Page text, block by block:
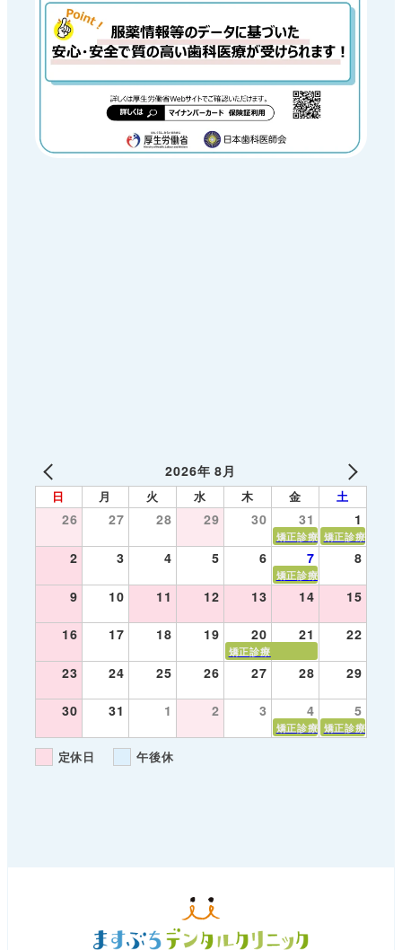
2026年 8月
日 月 火 水 木 金 土
26 27 28 29 30 31 1
矯正診療 矯正診療
2 3 4 5 6 7 8
矯正診療
9 10 11 12 13 14 15
16 17 18 19 20 21 22
矯正診療
23 24 25 26 27 28 29
30 31 1 2 3 4 5
矯正診療 矯正診療
定休日 午後休